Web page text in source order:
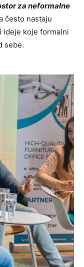
za neformalne
često nastaju
ideje koje formalni
sebe.